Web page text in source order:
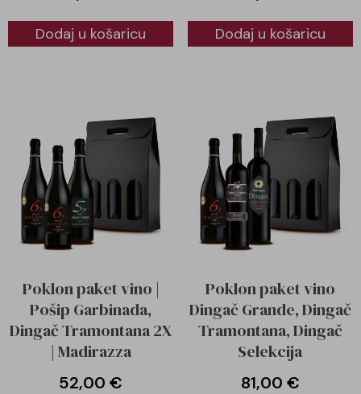
Dodaj u košaricu Dodaj u košaricu
Poklon paket vino |
Pošip Garbinada,
Dingač Tramontana 2X
| Madirazza
52,00€
Poklon paket vino
Dingač Grande, Dingač
Tramontana, Dingač
Selekcija
81,00 €